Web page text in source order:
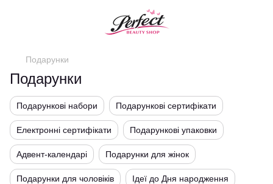
Подарунки
Подарунки
Подарункові набори Подарункові сертифікати
Електронні сертифікати Подарункові упаковки
Адвент-календарі Подарунки для жінок
Подарунки для чоловіків Ідеї до Дня народження